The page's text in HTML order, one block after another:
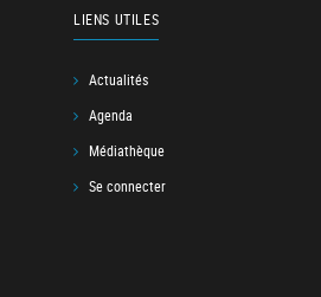
LIENS UTILES
Actualités
Agenda
Médiathèque
Se connecter